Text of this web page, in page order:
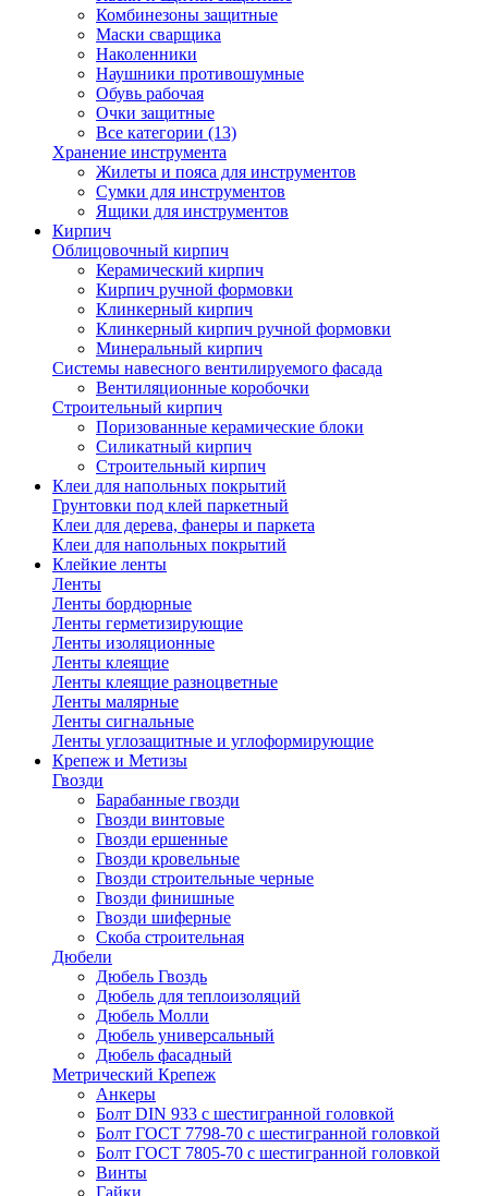
Комбинезоны защитные
Маски сварщика
Наколенники
Наушники противошумные
Обувь рабочая
Очки защитные
Все категории (13)
Хранение инструмента
Жилеты и пояса для инструментов
Сумки для инструментов
Ящики для инструментов
Кирпич
Облицовочный кирпич
Керамический кирпич
Кирпич ручной формовки
Клинкерный кирпич
Клинкерный кирпич ручной формовки
Минеральный кирпич
Системы навесного вентилируемого фасада
Вентиляционные коробочки
Строительный кирпич
Поризованные керамические блоки
Силикатный кирпич
Строительный кирпич
Клеи для напольных покрытий
Грунтовки под клей паркетный
Клеи для дерева, фанеры и паркета
Клеи для напольных покрытий
Клейкие ленты
Ленты
Ленты бордюрные
Ленты герметизирующие
Ленты изоляционные
Ленты клеящие
Ленты клеящие разноцветные
Ленты малярные
Ленты сигнальные
Ленты углозащитные и углоформирующие
Крепеж и Метизы
Гвозди
Барабанные гвозди
Гвозди винтовые
Гвозди ершенные
Гвозди кровельные
Гвозди строительные черные
Гвозди финишные
Гвозди шиферные
Скоба строительная
Дюбели
Дюбель Гвоздь
Дюбель для теплоизоляций
Дюбель Молли
Дюбель универсальный
Дюбель фасадный
Метрический Крепеж
Анкеры
Болт DIN 933 с шестигранной головкой
Болт ГОСТ 7798-70 с шестигранной головкой
Болт ГОСТ 7805-70 с шестигранной головкой
Винты
Гайки